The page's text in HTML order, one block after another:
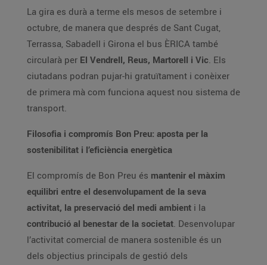
La gira es durà a terme els mesos de setembre i
octubre, de manera que després de Sant Cugat,
Terrassa, Sabadell i Girona el bus ÈRICA també
circularà per El Vendrell, Reus, Martorell i Vic. Els
ciutadans podran pujar-hi gratuïtament i conèixer
de primera mà com funciona aquest nou sistema de
transport.
Filosofia i compromís Bon Preu: aposta per la
sostenibilitat i l’eficiència energètica
El compromís de Bon Preu és mantenir el màxim
equilibri entre el desenvolupament de la seva
activitat, la preservació del medi ambient i la
contribució al benestar de la societat. Desenvolupar
l’activitat comercial de manera sostenible és un
dels objectius principals de gestió dels